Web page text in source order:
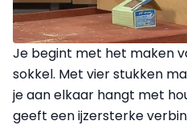
Je begint met het maken
sokkel. Met vier stukken
je aan elkaar hangt met
geeft een ijzersterke